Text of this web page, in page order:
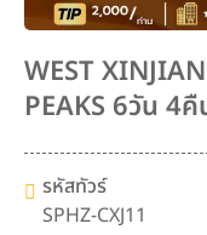
WEST
PEAKS 6วัน 4คื
รหัสทัวร์
SPHZ-CXJ11